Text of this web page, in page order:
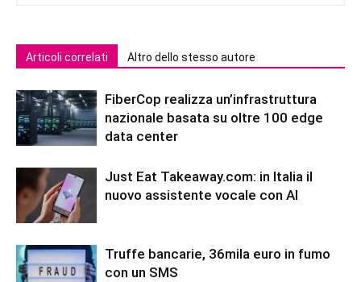
Articoli correlati Altro dello stesso autore
FiberCop realizza un’infrastruttura
nazionale basata su oltre 100 edge
data center
Just Eat Takeaway.com: in Italia il
nuovo assistente vocale con AI
Truffe bancarie, 36mila euro in fumo
con un SMS